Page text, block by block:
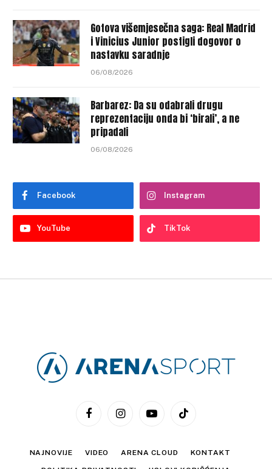
Gotova višemjesečna saga: Real Madrid
i Vinicius Junior postigli dogovor o
nastavku saradnje
06/08/2026
Barbarez: Da su odabrali drugu
reprezentaciju onda bi ‘birali’, a ne
pripadali
06/08/2026
Facebook Instagram
YouTube TikTok
FacebookInstagramYouTubeTikTok
NAJNOVIJE VIDEO ARENA CLOUD KONTAKT